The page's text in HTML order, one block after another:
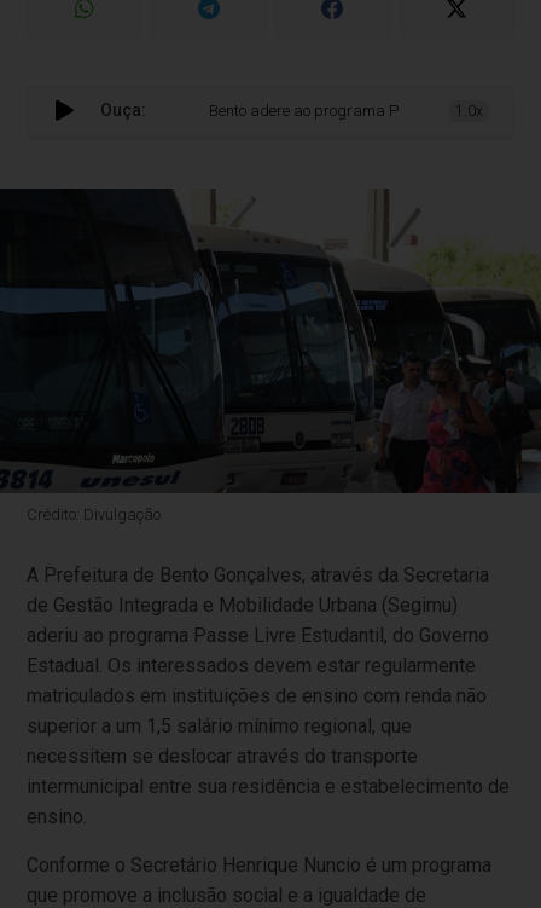
Ouça: Bento adere ao programa Passe Livre Estudantil
1.0x
Crédito: Divulgação
A Prefeitura de Bento Gonçalves, através da Secretaria
de Gestão Integrada e Mobilidade Urbana (Segimu)
aderiu ao programa Passe Livre Estudantil, do Governo
Estadual. Os interessados devem estar regularmente
matriculados em instituições de ensino com renda não
superior a um 1,5 salário mínimo regional, que
necessitem se deslocar através do transporte
intermunicipal entre sua residência e estabelecimento de
ensino.
Conforme o Secretário Henrique Nuncio é um programa
que promove a inclusão social e a igualdade de